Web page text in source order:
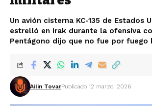
Un avión cisterna KC-135 de Estados
estrelló en Irak durante la ofensiva
Pentágono dijo que no fue por fuego
Ailin TovarPublicado 12 marzo, 2026